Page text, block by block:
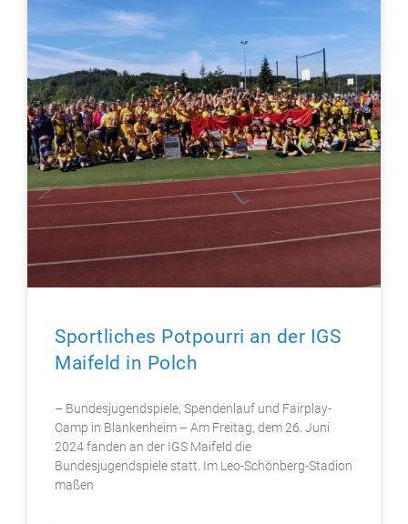
Sportliches Potpourri an der IGS
Maifeld in Polch
– Bundesjugendspiele, Spendenlauf und Fairplay-
Camp in Blankenheim – Am Freitag, dem 26. Juni
2024 fanden an der IGS Maifeld die
Bundesjugendspiele statt. Im Leo-Schönberg-Stadion
maßen